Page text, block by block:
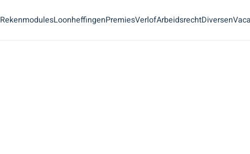
RekenmodulesLoonheffingenPremiesVerlofArbeidsrechtDiversen